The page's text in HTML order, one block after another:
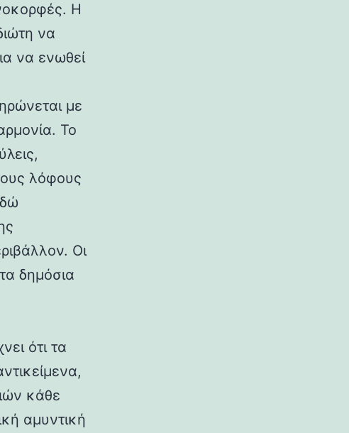
Η
να
να ενωθεί
με
Το
λόφους
Οι
δημόσια
ότι τα
κάθε
αμυντική